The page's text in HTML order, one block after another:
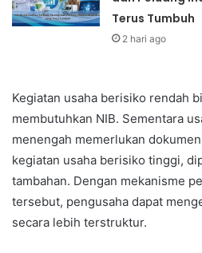
Terus Tumbuh
2 hari ago
Kegiatan usaha berisiko rendah
membutuhkan NIB. Sementara
menengah memerlukan
kegiatan usaha berisiko tinggi,
tambahan. Dengan mekanisme
tersebut, pengusaha dapat
secara lebih terstruktur.